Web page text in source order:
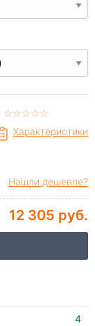
☆☆☆☆☆
★★★★★
Характеристики
Нашли дешевле?
12 305 руб.
4